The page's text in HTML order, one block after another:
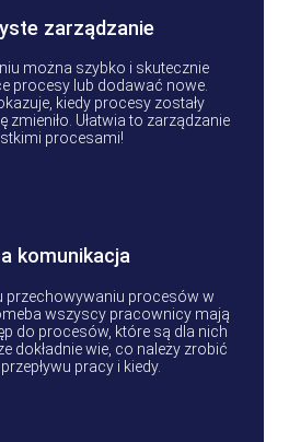
zarządzanie
można szybko i skutecznie
procesy lub dodawać nowe.
kiedy procesy zostały
Ułatwia to zarządzanie
procesami!
komunikacja
przechowywaniu procesów w
wszyscy pracownicy mają
do procesów, które są dla nich
dokładnie wie, co należy zrobić
pracy i kiedy.